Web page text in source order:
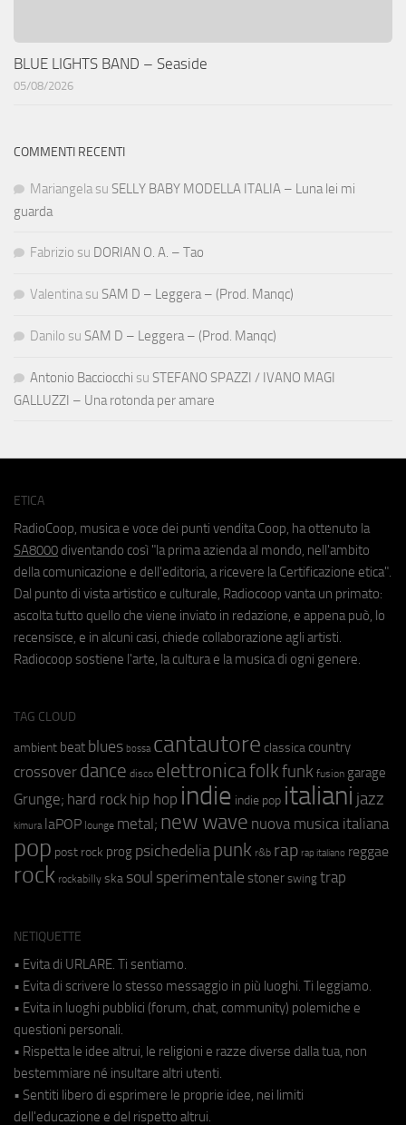
BLUE LIGHTS BAND – Seaside
05/08/2026
COMMENTI RECENTI
Mariangela su SELLY BABY MODELLA ITALIA – Luna lei mi
guarda
Fabrizio su DORIAN O. A. – Tao
Valentina su SAM D – Leggera – (Prod. Manqc)
Danilo su SAM D – Leggera – (Prod. Manqc)
Antonio Bacciocchi su STEFANO SPAZZI / IVANO MAGI
GALLUZZI – Una rotonda per amare
ETICA
RadioCoop, musica e voce dei punti vendita Coop, ha ottenuto la
SA8000 diventando così "la prima azienda al mondo, nell'ambito
della comunicazione e dell'editoria, a ricevere la Certificazione etica".
Dal punto di vista artistico e culturale, Radiocoop vanta un primato:
ascolta tutto quello che viene inviato in redazione, e appena può, lo
recensisce, e in alcuni casi, chiede collaborazione agli artisti.
Radiocoop sostiene l'arte, la cultura e la musica di ogni genere.
TAG CLOUD
ambient beat blues bossa cantautore classica country
crossover dance disco elettronicafolkfunk fusion garage
Grunge; hard rock hip hop indie indie pop italiani jazz
kimura laPOP lounge metal; new wave nuova musica italiana
pop post rock prog psichedeliapunk r&b rap rap italiano reggae
rock rockabilly ska soul sperimentale stoner swing trap
NETIQUETTE
• Evita di URLARE. Ti sentiamo.
• Evita di scrivere lo stesso messaggio in più luoghi. Ti leggiamo.
• Evita in luoghi pubblici (forum, chat, community) polemiche e
questioni personali.
• Rispetta le idee altrui, le religioni e razze diverse dalla tua, non
bestemmiare né insultare altri utenti.
• Sentiti libero di esprimere le proprie idee, nei limiti
dell'educazione e del rispetto altrui.